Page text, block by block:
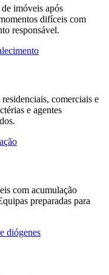
imóveis após
difíceis com
responsável.
comerciais e
e agentes
com acumulação
preparadas para
diógenes